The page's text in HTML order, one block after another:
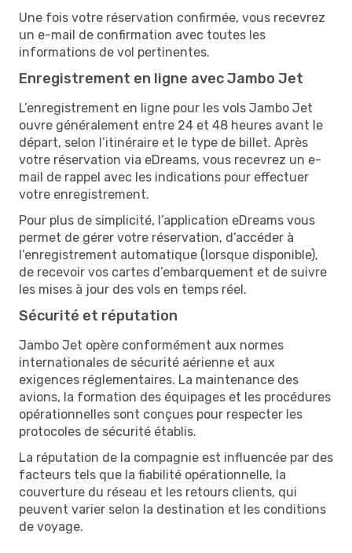
Une fois votre réservation confirmée, vous recevrez
un e-mail de confirmation avec toutes les
informations de vol pertinentes.
Enregistrement en ligne avec Jambo Jet
L’enregistrement en ligne pour les vols Jambo Jet
ouvre généralement entre 24 et 48 heures avant le
départ, selon l’itinéraire et le type de billet. Après
votre réservation via eDreams, vous recevrez un e-
mail de rappel avec les indications pour effectuer
votre enregistrement.
Pour plus de simplicité, l’application eDreams vous
permet de gérer votre réservation, d’accéder à
l’enregistrement automatique (lorsque disponible),
de recevoir vos cartes d’embarquement et de suivre
les mises à jour des vols en temps réel.
Sécurité et réputation
Jambo Jet opère conformément aux normes
internationales de sécurité aérienne et aux
exigences réglementaires. La maintenance des
avions, la formation des équipages et les procédures
opérationnelles sont conçues pour respecter les
protocoles de sécurité établis.
La réputation de la compagnie est influencée par des
facteurs tels que la fiabilité opérationnelle, la
couverture du réseau et les retours clients, qui
peuvent varier selon la destination et les conditions
de voyage.